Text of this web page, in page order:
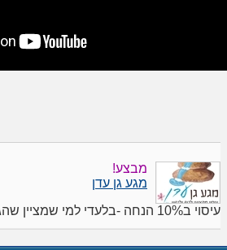
מבצע!
מגע גן עדן
עיסוי ב10% הנחה -בלעדי למי שמציין שהגיע דרך האתר!